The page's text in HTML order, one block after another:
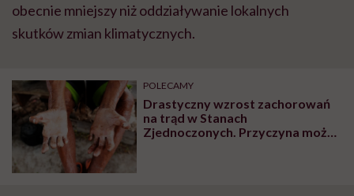
obecnie mniejszy niż oddziaływanie lokalnych
skutków zmian klimatycznych.
POLECAMY
Drastyczny wzrost zachorowań
na trąd w Stanach
Zjednoczonych. Przyczyna może